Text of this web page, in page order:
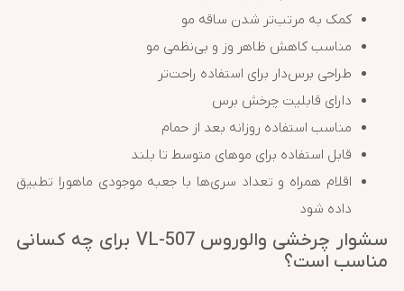
کمک به مرتب‌تر شدن ساقه مو
مناسب کاهش ظاهر وز و بی‌نظمی مو
طراحی برس‌دار برای استفاده راحت‌تر
دارای قابلیت چرخش برس
مناسب استفاده روزانه بعد از حمام
قابل استفاده برای موهای متوسط تا بلند
اقلام همراه و تعداد سری‌ها با جعبه موجودی ماهورا تطبیق
داده شود
سشوار چرخشی والوروس VL-507 برای چه کسانی
مناسب است؟